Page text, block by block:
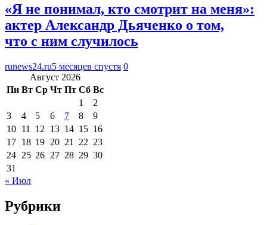
«Я не понимал, кто смотрит на меня»:
актер Александр Дьяченко о том,
что с ним случилось
runews24.ru5 месяцев спустя 0
Август 2026
Пн Вт Ср Чт Пт Сб Вс
1
2
3
4 5 6 7 8
9
10 11 12 13 14 15 16
17 18 19 20 21 22 23
24 25 26 27 28 29 30
31
« Июл
Рубрики